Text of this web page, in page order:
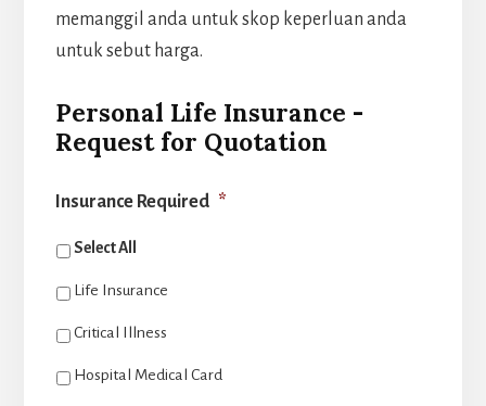
memanggil anda untuk skop keperluan anda
untuk sebut harga.
Personal Life Insurance -
Request for Quotation
Insurance Required *
Select All
Life Insurance
Critical Illness
Hospital Medical Card